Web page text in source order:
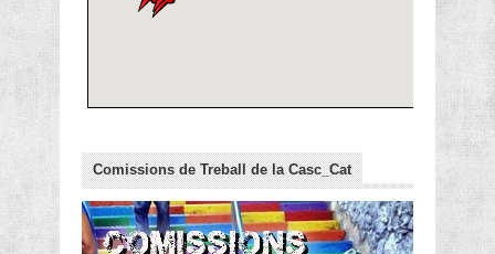
Comissions de Treball de la Casc_Cat